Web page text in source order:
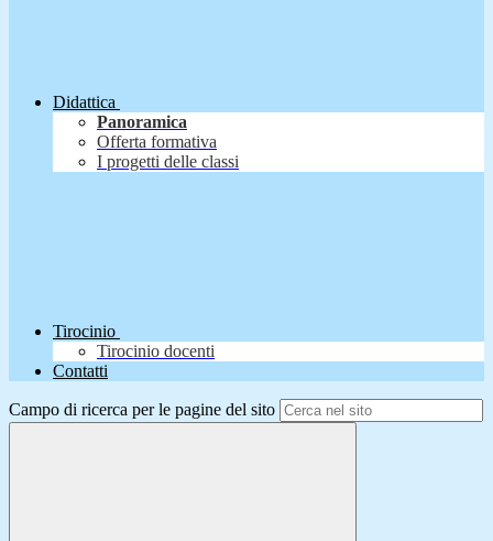
Didattica
Panoramica
Offerta formativa
I progetti delle classi
Tirocinio
Tirocinio docenti
Contatti
Campo di ricerca per le pagine del sito